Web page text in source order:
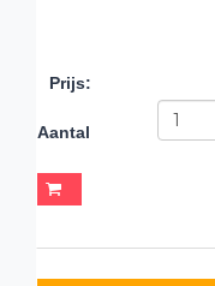
Prijs:
Aantal